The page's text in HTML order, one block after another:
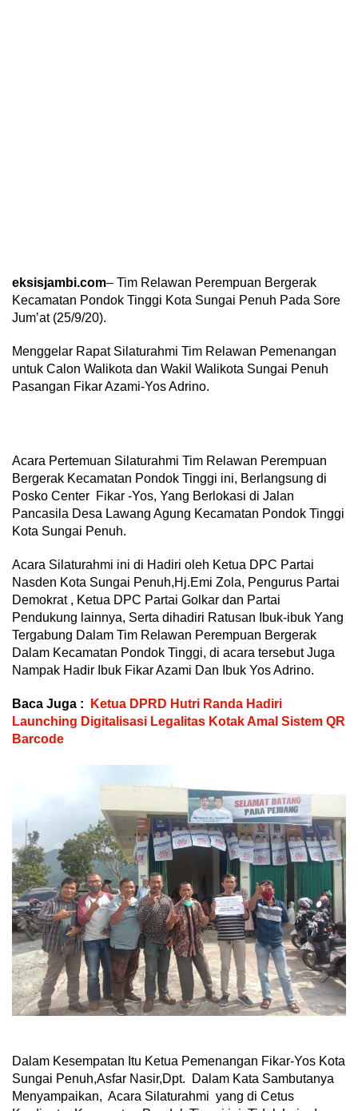
eksisjambi.com– Tim Relawan Perempuan Bergerak
Kecamatan Pondok Tinggi Kota Sungai Penuh Pada Sore
Jum’at (25/9/20).
Menggelar Rapat Silaturahmi Tim Relawan Pemenangan
untuk Calon Walikota dan Wakil Walikota Sungai Penuh
Pasangan Fikar Azami-Yos Adrino.
Acara Pertemuan Silaturahmi Tim Relawan Perempuan
Bergerak Kecamatan Pondok Tinggi ini, Berlangsung di
Posko Center Fikar -Yos, Yang Berlokasi di Jalan
Pancasila Desa Lawang Agung Kecamatan Pondok Tinggi
Kota Sungai Penuh.
Acara Silaturahmi ini di Hadiri oleh Ketua DPC Partai
Nasden Kota Sungai Penuh,Hj.Emi Zola, Pengurus Partai
Demokrat , Ketua DPC Partai Golkar dan Partai
Pendukung lainnya, Serta dihadiri Ratusan Ibuk-ibuk Yang
Tergabung Dalam Tim Relawan Perempuan Bergerak
Dalam Kecamatan Pondok Tinggi, di acara tersebut Juga
Nampak Hadir Ibuk Fikar Azami Dan Ibuk Yos Adrino.
Baca Juga :
Ketua DPRD Hutri Randa Hadiri
Launching Digitalisasi Legalitas Kotak Amal Sistem QR
Barcode
Dalam Kesempatan Itu Ketua Pemenangan Fikar-Yos Kota
Sungai Penuh,Asfar Nasir,Dpt. Dalam Kata Sambutanya
Menyampaikan, Acara Silaturahmi yang di Cetus